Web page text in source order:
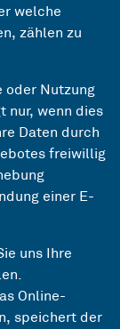
welche
zählen zu
oder Nutzung
nur, wenn dies
Daten durch
freiwillig
einer E-
uns Ihre
Online-
speichert der